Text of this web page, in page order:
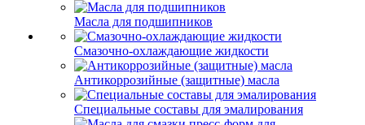
Масла для подшипников
Смазочно-охлаждающие жидкости
Антикоррозийные (защитные) масла
Специальные составы для эмалирования